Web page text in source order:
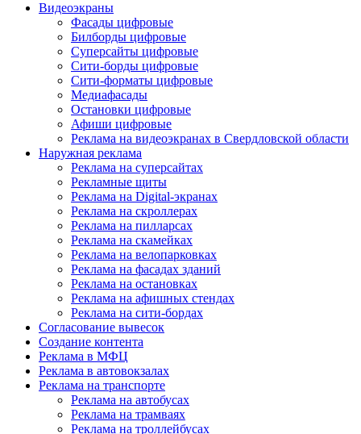
Видеоэкраны
Фасады цифровые
Билборды цифровые
Суперсайты цифровые
Сити-борды цифровые
Сити-форматы цифровые
Медиафасады
Остановки цифровые
Афиши цифровые
Реклама на видеоэкранах в Свердловской области
Наружная реклама
Реклама на суперсайтах
Рекламные щиты
Реклама на Digital-экранах
Реклама на скроллерах
Реклама на пилларсах
Реклама на скамейках
Реклама на велопарковках
Реклама на фасадах зданий
Реклама на остановках
Реклама на афишных стендах
Реклама на сити-бордах
Согласование вывесок
Создание контента
Реклама в МФЦ
Реклама в автовокзалах
Реклама на транспорте
Реклама на автобусах
Реклама на трамваях
Реклама на троллейбусах